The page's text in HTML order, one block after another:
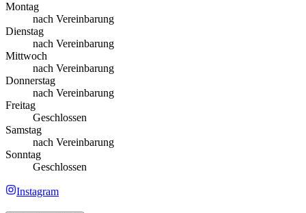
Montag
nach Vereinbarung
Dienstag
nach Vereinbarung
Mittwoch
nach Vereinbarung
Donnerstag
nach Vereinbarung
Freitag
Geschlossen
Samstag
nach Vereinbarung
Sonntag
Geschlossen
Instagram